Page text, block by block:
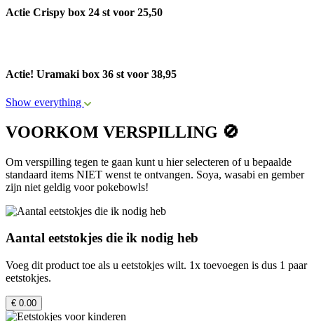
Actie Crispy box 24 st voor 25,50
Actie! Uramaki box 36 st voor 38,95
Show everything
VOORKOM VERSPILLING 🚫
Om verspilling tegen te gaan kunt u hier selecteren of u bepaalde
standaard items NIET wenst te ontvangen. Soya, wasabi en gember
zijn niet geldig voor pokebowls!
Aantal eetstokjes die ik nodig heb
Voeg dit product toe als u eetstokjes wilt. 1x toevoegen is dus 1 paar
eetstokjes.
€ 0.00